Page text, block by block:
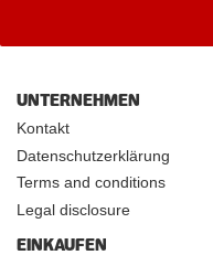
UNTERNEHMEN
Kontakt
Datenschutzerklärung
Terms and conditions
Legal disclosure
EINKAUFEN